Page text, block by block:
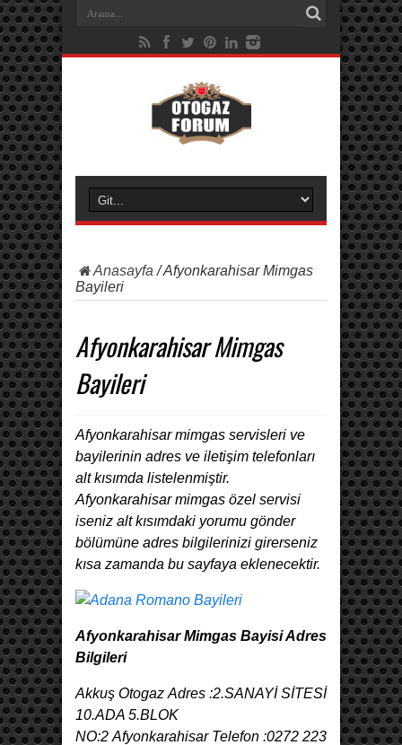
Anasayfa /Afyonkarahisar Mimgas
Bayileri
Afyonkarahisar Mimgas
Bayileri
Afyonkarahisar mimgas servisleri ve
bayilerinin adres ve iletişim telefonları
alt kısımda listelenmiştir.
Afyonkarahisar mimgas özel servisi
iseniz alt kısımdaki yorumu gönder
bölümüne adres bilgilerinizi girerseniz
kısa zamanda bu sayfaya eklenecektir.
Afyonkarahisar Mimgas Bayisi Adres
Bilgileri
Akkuş Otogaz Adres :2.SANAYİ SİTESİ
10.ADA 5.BLOK
NO:2 Afyonkarahisar Telefon :0272 223